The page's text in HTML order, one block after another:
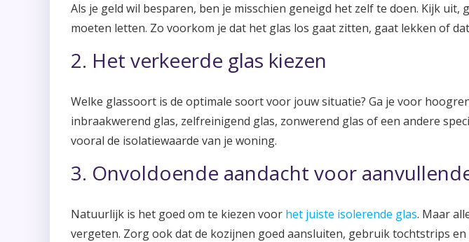
Als je geld wil besparen, ben je misschien geneigd het zelf te doen. Kijk
moeten letten. Zo voorkom je dat het glas los gaat zitten, gaat lekken of
2. Het verkeerde glas kiezen
Welke glassoort is de optimale soort voor jouw situatie? Ga je voor
inbraakwerend glas, zelfreinigend glas, zonwerend glas of een andere
vooral de isolatiewaarde van je woning.
3. Onvoldoende aandacht voor
Natuurlijk is het goed om te kiezen voor het juiste isolerende glas. Maar
vergeten. Zorg ook dat de kozijnen goed aansluiten, gebruik tochtstrips